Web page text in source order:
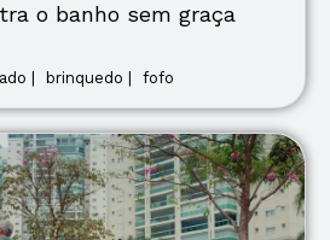
o banho sem graça
| brinquedo | fofo